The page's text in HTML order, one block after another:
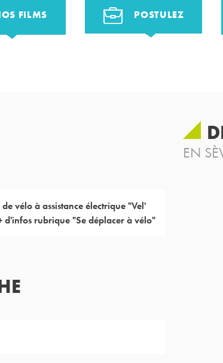
FILMS POSTULEZ
vélo à assistance électrique "Vel'
d'infos rubrique "Se déplacer à vélo"
EN